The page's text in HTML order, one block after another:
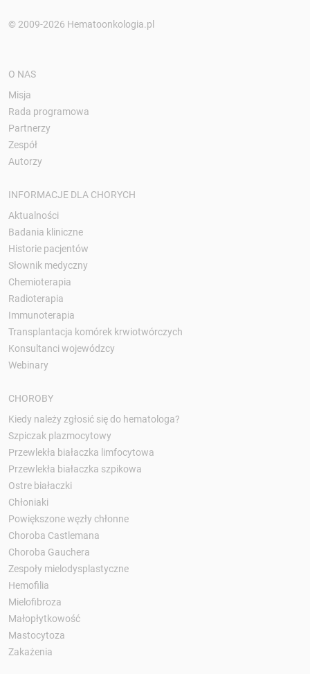
© 2009-2026 Hematoonkologia.pl
O NAS
Misja
Rada programowa
Partnerzy
Zespół
Autorzy
INFORMACJE DLA CHORYCH
Aktualności
Badania kliniczne
Historie pacjentów
Słownik medyczny
Chemioterapia
Radioterapia
Immunoterapia
Transplantacja komórek krwiotwórczych
Konsultanci wojewódzcy
Webinary
CHOROBY
Kiedy należy zgłosić się do hematologa?
Szpiczak plazmocytowy
Przewlekła białaczka limfocytowa
Przewlekła białaczka szpikowa
Ostre białaczki
Chłoniaki
Powiększone węzły chłonne
Choroba Castlemana
Choroba Gauchera
Zespoły mielodysplastyczne
Hemofilia
Mielofibroza
Małopłytkowość
Mastocytoza
Zakażenia